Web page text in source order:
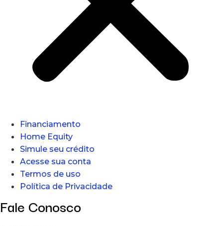
Financiamento
Home Equity
Simule seu crédito
Acesse sua conta
Termos de uso
Política de Privacidade
Fale Conosco